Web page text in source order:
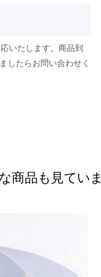
いたします。商品到
したらお問い合わせく
商品も見てい